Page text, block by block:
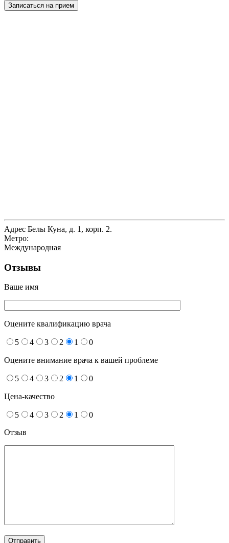
Записаться на прием
Адрес Белы Куна, д. 1, корп. 2.
Метро:
Международная
Отзывы
Ваше имя
Оцените квалификацию врача
5 4 3 2 1 0
Оцените внимание врача к вашей проблеме
5 4 3 2 1 0
Цена-качество
5 4 3 2 1
0
Отзыв